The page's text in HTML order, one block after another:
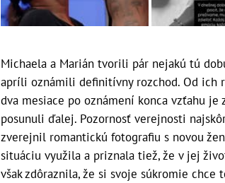
Michaela a Marián tvorili pár nejakú tú
apríli oznámili definitívny rozchod. Od ich
dva mesiace po oznámení konca vzťahu
posunuli ďalej. Pozornosť verejnosti
zverejnil romantickú fotografiu s novou
situáciu využila a priznala tiež, že v jej
však zdôraznila, že si svoje súkromie chce